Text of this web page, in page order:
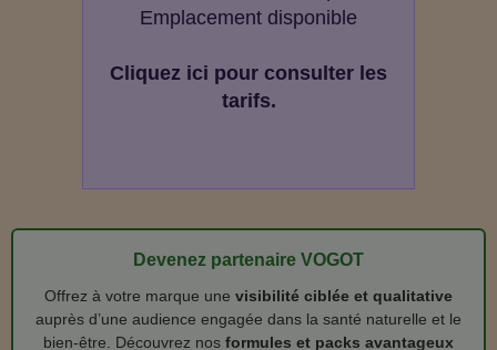
Emplacement disponible
Cliquez ici pour consulter les
tarifs.
Devenez partenaire VOGOT
Offrez à votre marque une visibilité ciblée et qualitative
auprès d’une audience engagée dans la santé naturelle et le
bien‑être. Découvrez nos formules et packs avantageux